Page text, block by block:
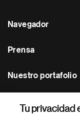
Navegador
Prensa
Nuestro portafolio
Tu privacidad